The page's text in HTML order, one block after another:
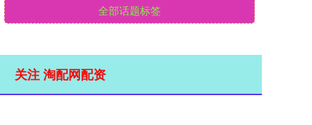
全部话题标签
关注 淘配网配资